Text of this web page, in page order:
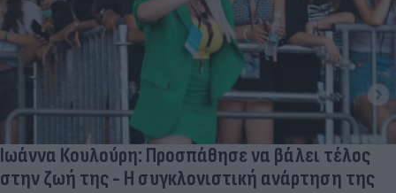
Ιωάννα Κουλούρη: Προσπάθησε να βάλει τέλος
στην ζωή της - Η συγκλονιστική ανάρτηση της